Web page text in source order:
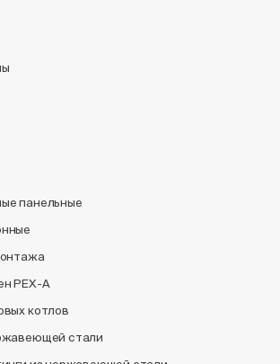
панельные
PEX-A
котлов
стали